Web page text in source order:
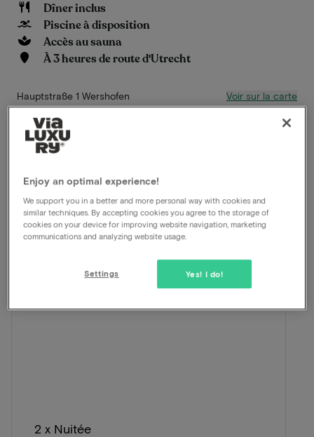
Dîner inclus
Piscine à disposition
Accès au sauna
À 3 heures de route d'Utrecht
Hauptstraße 1 Wershofen Voir sur la carte
Cette formule pour 2 personnes comprend:
une belle formule.
2 x Nuitée
Enjoy an optimal experience!
We support you in a better and more personal way with cookies and
similar techniques. By accepting cookies you agree to the storage of
cookies on your device for improving website navigation, marketing
communications and analyzing website usage.
Yes! I do!
Settings